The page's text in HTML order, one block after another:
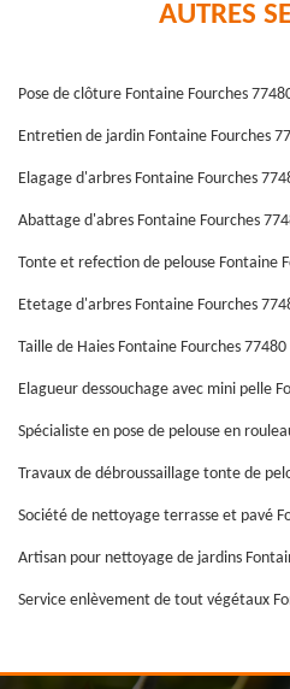
AUTRES
Pose de clôture Fontaine Fourches
Entretien de jardin Fontaine Fourches
Elagage d'arbres Fontaine Fourches
Abattage d'abres Fontaine Fourches
Tonte et refection de pelouse Fontaine
Etetage d'arbres Fontaine Fourches
Taille de Haies Fontaine Fourches 77480
Elagueur dessouchage avec mini pelle
Spécialiste en pose de pelouse en
Travaux de débroussaillage tonte de
Société de nettoyage terrasse et pavé
Artisan pour nettoyage de jardins
Service enlèvement de tout végétaux